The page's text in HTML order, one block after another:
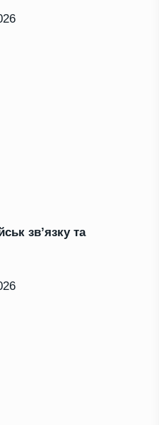
зв’язку та